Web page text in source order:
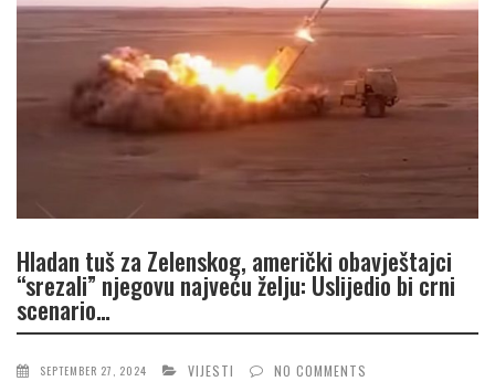
Hladan tuš za Zelenskog, američki obavještajci
“srezali” njegovu najveću želju: Uslijedio bi crni
scenario…
SEPTEMBER 27, 2024 VIJESTI NO COMMENTS